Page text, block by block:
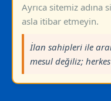
Ayrıca sitemiz adına
asla itibar etmeyin.
İlan sahipleri ile
mesul değiliz;